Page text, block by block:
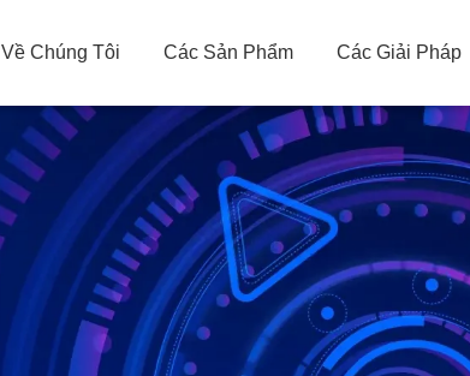
Về Chúng Tôi Các Sản Phẩm Các Giải Pháp